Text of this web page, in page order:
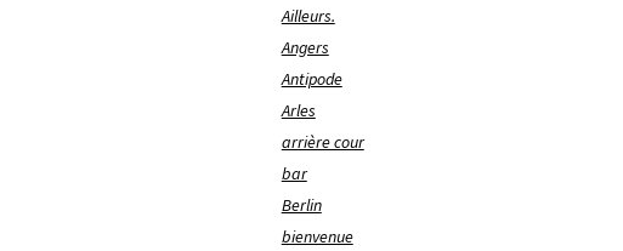
Ailleurs.
Angers
Antipode
Arles
arrière cour
bar
Berlin
bienvenue